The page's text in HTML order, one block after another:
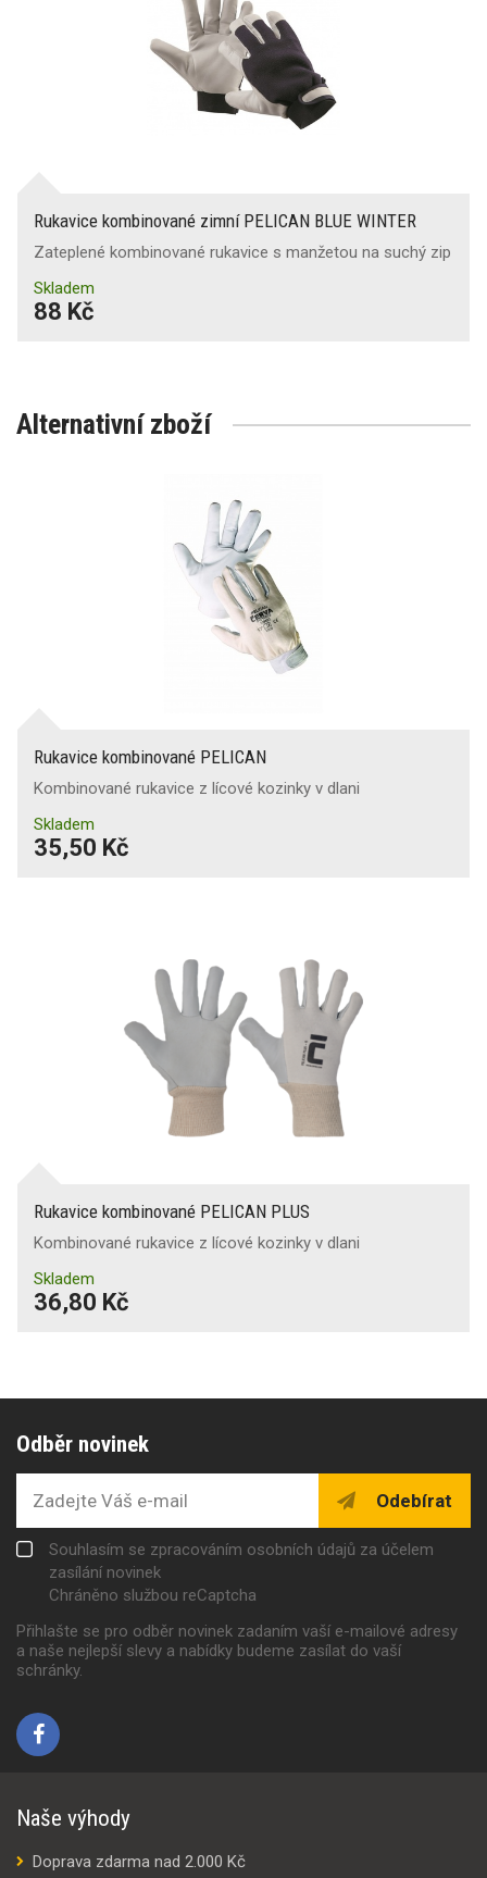
Rukavice kombinované zimní PELICAN BLUE WINTER
Zateplené kombinované rukavice s manžetou na suchý zip
Skladem
88 Kč
Alternativní zboží
Rukavice kombinované PELICAN
Kombinované rukavice z lícové kozinky v dlani
Skladem
35,50 Kč
Rukavice kombinované PELICAN PLUS
Kombinované rukavice z lícové kozinky v dlani
Skladem
36,80 Kč
Odběr novinek
Odebírat
Souhlasím se zpracováním osobních údajů za účelem
zasílání novinek
Chráněno službou reCaptcha
Přihlašte se pro odběr novinek zadaním vaší e-mailové adresy
a naše nejlepší slevy a nabídky budeme zasílat do vaší
schránky.
Naše výhody
Doprava zdarma nad 2.000 Kč